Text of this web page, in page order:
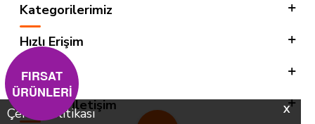
X
Çerez Politikası
Kategorilerimiz
Hızlı Erişim
Sosyal
Adres & İletişim
FIRSAT
ÜRÜNLERİ